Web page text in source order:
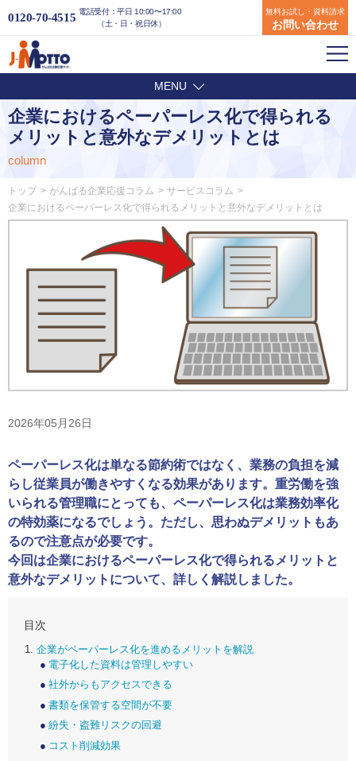
0120-70-4515 電話受付：平日 10:00〜17:00
（土・日・祝日休）
無料お試し・資料請求
お問い合わせ
MENU
企業におけるペーパーレス化で得られる
メリットと意外なデメリットとは
column
トップ がんばる企業応援コラム
サービスコラム
企業におけるペーパーレス化で得られるメリットと意外なデメリットとは
2026年05月26日
ペーパーレス化は単なる節約術ではなく、業務の負担を減
らし従業員が働きやすくなる効果があります。重労働を強
いられる管理職にとっても、ペーパーレス化は業務効率化
の特効薬になるでしょう。ただし、思わぬデメリットもあ
るので注意点が必要です。
今回は企業におけるペーパーレス化で得られるメリットと
意外なデメリットについて、詳しく解説しました。
目次
企業がペーパーレス化を進めるメリットを解説
電子化した資料は管理しやすい
社外からもアクセスできる
書類を保管する空間が不要
紛失・盗難リスクの回避
コスト削減効果